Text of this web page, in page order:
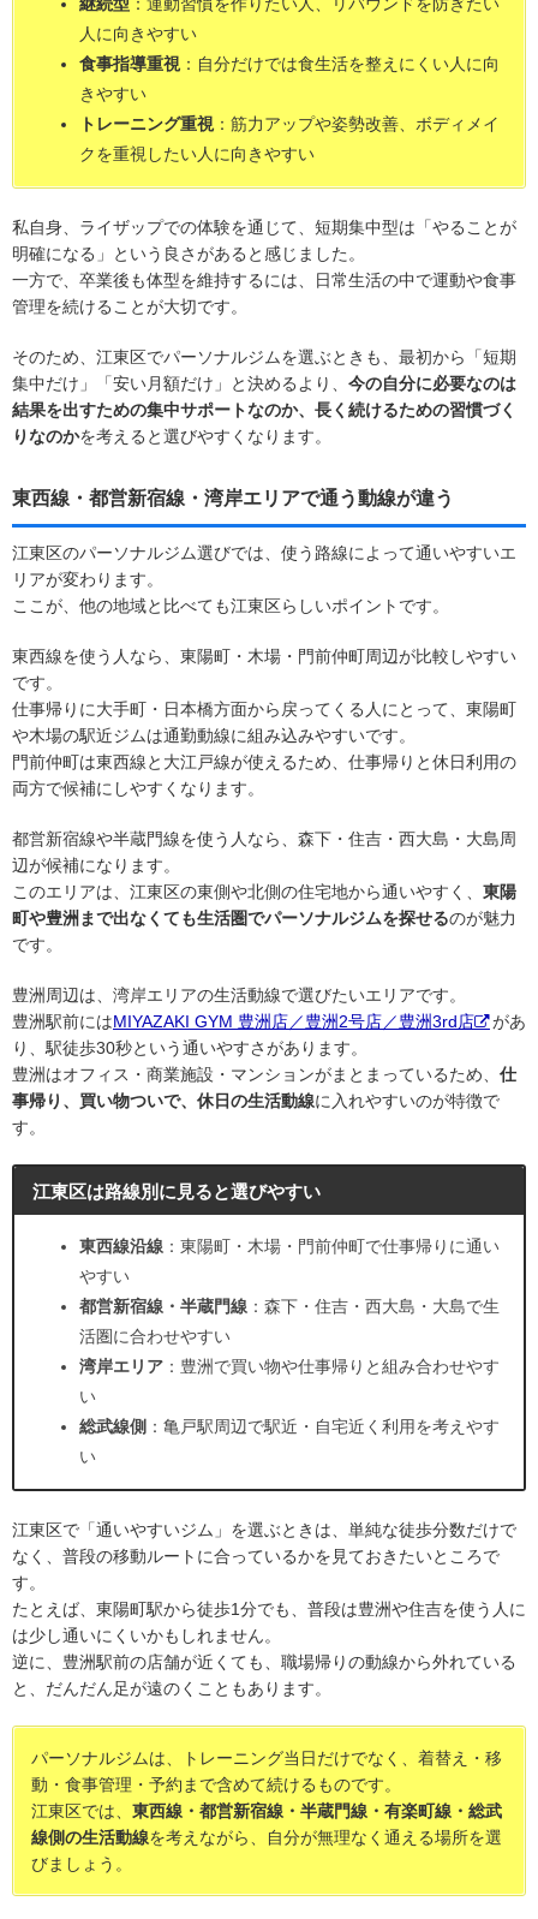
人に向きやすい
食事指導重視 ：自分だけでは食生活を整えにくい人に向
きやすい
トレーニング重視 ：筋力アップや姿勢改善、ボディメイ
クを重視したい人に向きやすい
私自身、ライザップでの体験を通じて、短期集中型は「やることが
明確になる」という良さがあると感じました。
一方で、卒業後も体型を維持するには、日常生活の中で運動や食事
管理を続けることが大切です。
そのため、江東区でパーソナルジムを選ぶときも、最初から「短期
集中だけ」「安い月額だけ」と決めるより、 今の自分に必要なのは
結果を出すための集中サポートなのか、長く続けるための習慣づく
りなのかを考えると選びやすくなります。
東西線・都営新宿線・湾岸エリアで通う動線が違う
江東区のパーソナルジム選びでは、使う路線によって通いやすいエ
リアが変わります。
ここが、他の地域と比べても江東区らしいポイントです。
東西線を使う人なら、東陽町・木場・門前仲町周辺が比較しやすい
です。
仕事帰りに大手町・日本橋方面から戻ってくる人にとって、東陽町
や木場の駅近ジムは通勤動線に組み込みやすいです。
門前仲町は東西線と大江戸線が使えるため、仕事帰りと休日利用の
両方で候補にしやすくなります。
都営新宿線や半蔵門線を使う人なら、森下・住吉・西大島・大島周
辺が候補になります。
このエリアは、江東区の東側や北側の住宅地から通いやすく、 東陽
町や豊洲まで出なくても生活圏でパーソナルジムを探せるのが魅力
です。
豊洲周辺は、湾岸エリアの生活動線で選びたいエリアです。
豊洲駅前にはMIYAZAKI GYM 豊洲店／豊洲2号店／豊洲3rd店
があ
り、駅徒歩30秒という通いやすさがあります。
豊洲はオフィス・商業施設・マンションがまとまっているため、 仕
事帰り、買い物ついで、休日の生活動線に入れやすいのが特徴で
す。
江東区は路線別に見ると選びやすい
東西線沿線 ：東陽町・木場・門前仲町で仕事帰りに通い
やすい
都営新宿線・半蔵門線 ：森下・住吉・西大島・大島で生
活圏に合わせやすい
湾岸エリア ：豊洲で買い物や仕事帰りと組み合わせやす
い
総武線側 ：亀戸駅周辺で駅近・自宅近く利用を考えやす
い
江東区で「通いやすいジム」を選ぶときは、単純な徒歩分数だけで
なく、普段の移動ルートに合っているかを見ておきたいところで
す。
たとえば、東陽町駅から徒歩1分でも、普段は豊洲や住吉を使う人に
は少し通いにくいかもしれません。
逆に、豊洲駅前の店舗が近くても、職場帰りの動線から外れている
と、だんだん足が遠のくこともあります。
パーソナルジムは、トレーニング当日だけでなく、着替え・移
動・食事管理・予約まで含めて続けるものです。
江東区では、 東西線・都営新宿線・半蔵門線・有楽町線・総武
線側の生活動線を考えながら、自分が無理なく通える場所を選
びましょう。